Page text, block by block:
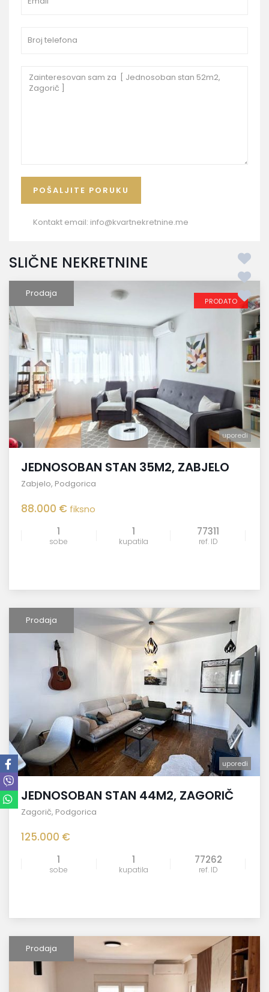
Kontakt email: info@kvartnekretnine.me
SLIČNE NEKRETNINE
Prodaja
uporedi
PRODATO
JEDNOSOBAN STAN 35M2, ZABJELO
Zabjelo, Podgorica
88.000 € fiksno
1
sobe
1
kupatila
77311
ref. ID
Prodaja
uporedi
JEDNOSOBAN STAN 44M2, ZAGORIČ
Zagorič, Podgorica
125.000 €
1
sobe
1
kupatila
77262
ref. ID
Prodaja